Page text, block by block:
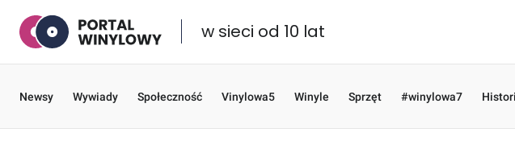
w sieci od 10 lat
Newsy Wywiady Społeczność Vinylowa5 Winyle Sprzęt #winylowa7